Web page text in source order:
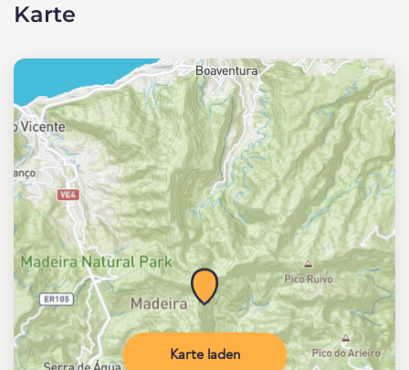
Karte
Karte laden